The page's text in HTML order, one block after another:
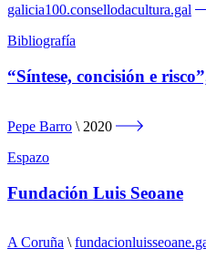
galicia100.consellodacultura.gal
Bibliografía
“Síntese, concisión e
Pepe Barro
2020
Espazo
Fundación Luis Seoane
A Coruña